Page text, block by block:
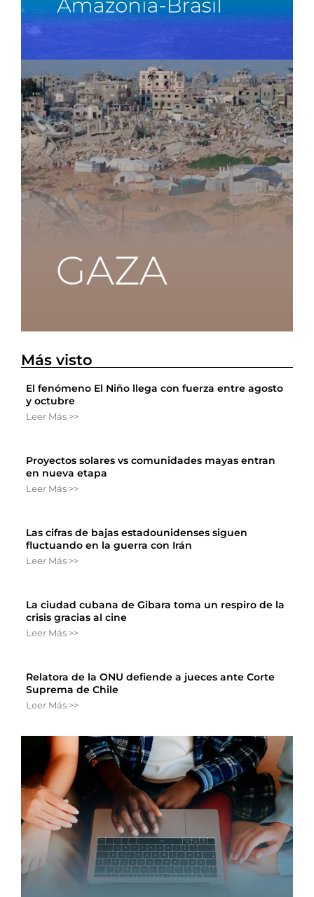
Más visto
El fenómeno El Niño llega con fuerza entre agosto
y octubre
Leer Más >>
Proyectos solares vs comunidades mayas entran
en nueva etapa
Leer Más >>
Las cifras de bajas estadounidenses siguen
fluctuando en la guerra con Irán
Leer Más >>
La ciudad cubana de Gibara toma un respiro de la
crisis gracias al cine
Leer Más >>
Relatora de la ONU defiende a jueces ante Corte
Suprema de Chile
Leer Más >>